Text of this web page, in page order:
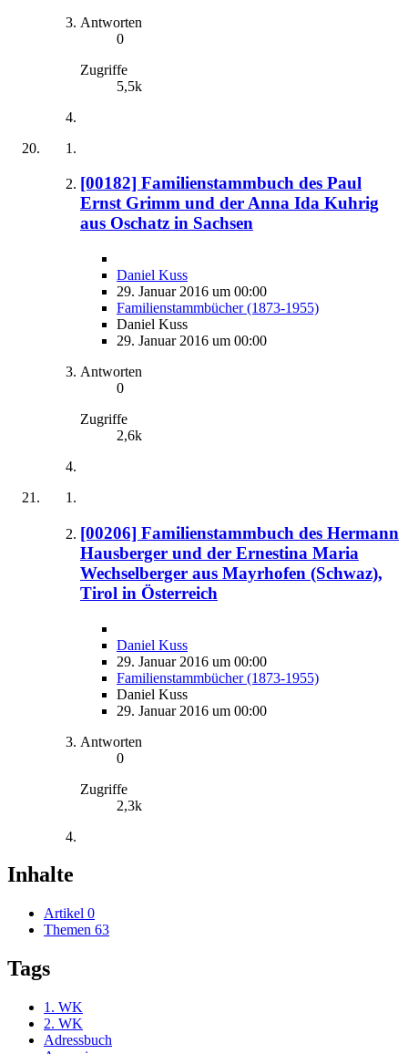
Antworten
0
Zugriffe
5,5k
[00182] Familienstammbuch des Paul
Ernst Grimm und der Anna Ida Kuhrig
aus Oschatz in Sachsen
Daniel Kuss
29. Januar 2016 um 00:00
Familienstammbücher (1873-1955)
Daniel Kuss
29. Januar 2016 um 00:00
Antworten
0
Zugriffe
2,6k
[00206] Familienstammbuch des Hermann
Hausberger und der Ernestina Maria
Wechselberger aus Mayrhofen (Schwaz),
Tirol in Österreich
Daniel Kuss
29. Januar 2016 um 00:00
Familienstammbücher (1873-1955)
Daniel Kuss
29. Januar 2016 um 00:00
Antworten
0
Zugriffe
2,3k
Inhalte
Artikel 0
Themen 63
Tags
1. WK
2. WK
Adressbuch